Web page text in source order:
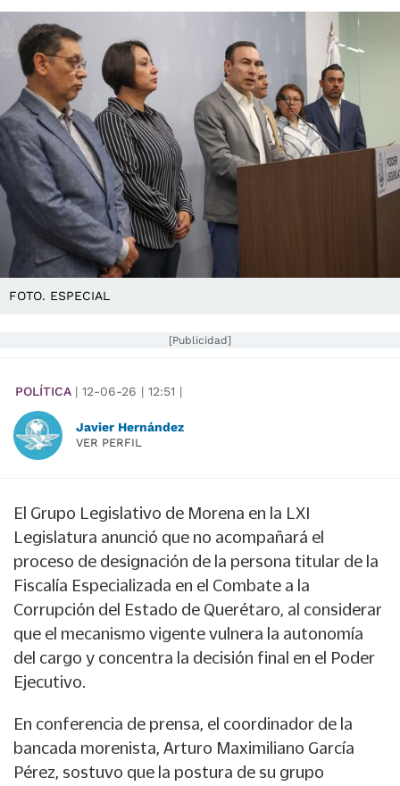
FOTO. ESPECIAL
[Publicidad]
POLÍTICA | 12-06-26 | 12:51 |
Javier Hernández
VER PERFIL
El Grupo Legislativo de Morena en la LXI
Legislatura anunció que no acompañará el
proceso de designación de la persona titular de la
Fiscalía Especializada en el Combate a la
Corrupción del Estado de Querétaro, al considerar
que el mecanismo vigente vulnera la autonomía
del cargo y concentra la decisión final en el Poder
Ejecutivo.
En conferencia de prensa, el coordinador de la
bancada morenista, Arturo Maximiliano García
Pérez, sostuvo que la postura de su grupo